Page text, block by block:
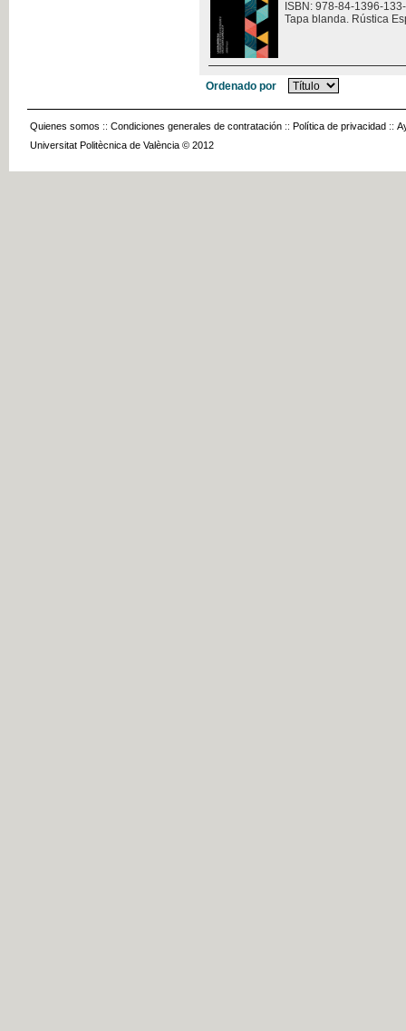
ISBN: 978-84-1396-
Tapa blanda. Rústica
Ordenado por
Quienes somos :: Condiciones generales de contratación :: Política de privacidad ::
Universitat Politècnica de València © 2012